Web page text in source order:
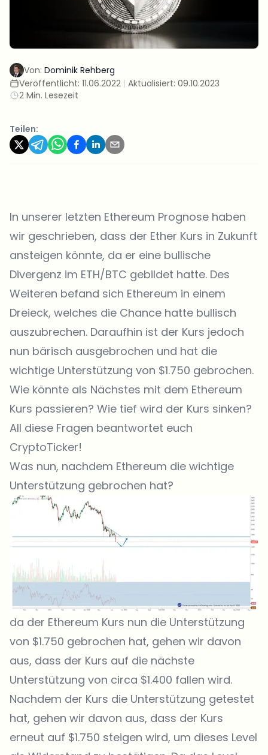
Von: Dominik Rehberg
Veröffentlicht: 11.06.2022 | Aktualisiert: 09.10.2023
2 Min. Lesezeit
Teilen:
In unserer letzten Ethereum Prognose haben
wir geschrieben, dass der Ether Kurs in Zukunft
ansteigen könnte, da er eine bullische
Divergenz im ETH/BTC gebildet hatte. Des
Weiteren befand sich Ethereum in einem
Dreieck, welches die Chance hatte bullisch
auszubrechen. Daraufhin ist der Kurs jedoch
nun bärisch ausgebrochen und hat die
wichtige Unterstützung von $1.750 gebrochen.
Wie könnte als Nächstes mit dem Ethereum
Kurs passieren? Wie tief wird der Kurs sinken?
All diese Fragen beantwortet euch
CryptoTicker!
Was nun, nachdem Ethereum die wichtige
Unterstützung gebrochen hat?
da der Ethereum Kurs nun die Unterstützung
von $1.750 gebrochen hat, gehen wir davon
aus, dass der Kurs auf die nächste
Unterstützung von circa $1.400 fallen wird.
Nachdem der Kurs die Unterstützung getestet
hat, gehen wir davon aus, dass der Kurs
erneut auf $1.750 steigen wird, um dieses Level